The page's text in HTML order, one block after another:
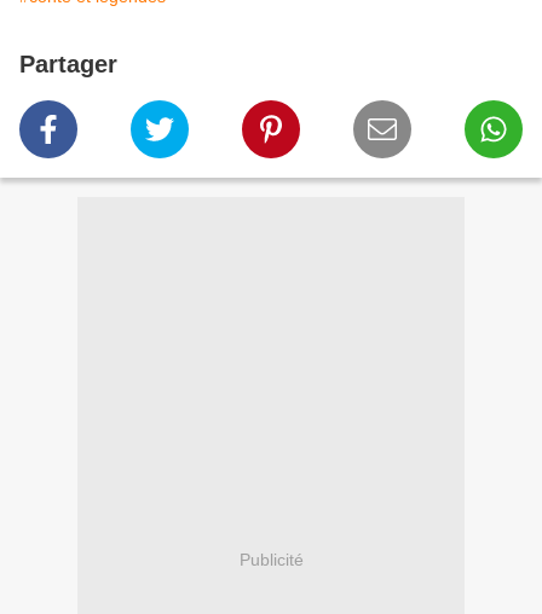
Partager
Publicité